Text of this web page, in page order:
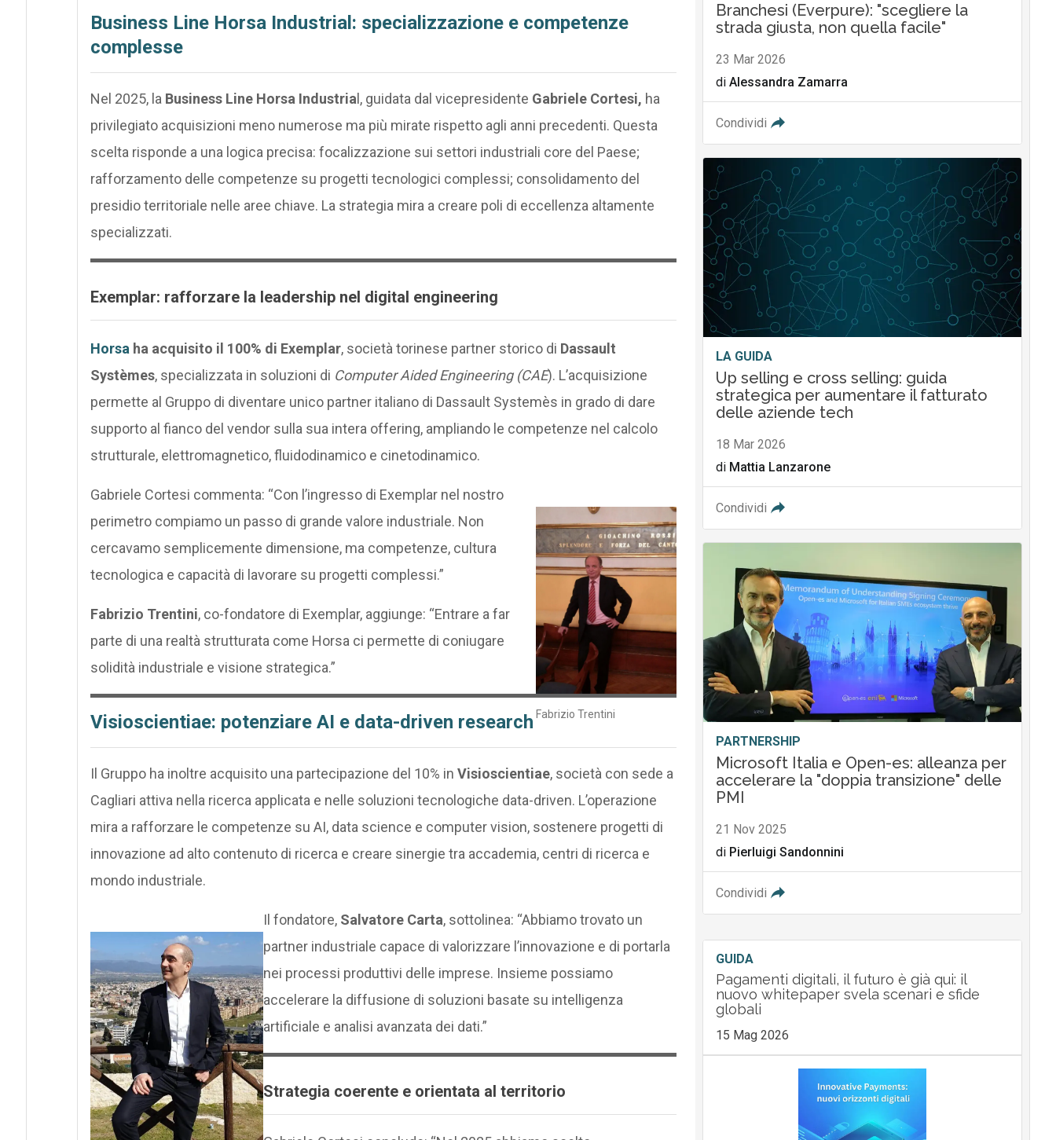
Business Line Horsa Industrial: specializzazione e competenze
complesse
Nel 2025, la Business Line Horsa Industrial, guidata dal vicepresidente Gabriele Cortesi, ha
privilegiato acquisizioni meno numerose ma più mirate rispetto agli anni precedenti. Questa
scelta risponde a una logica precisa: focalizzazione sui settori industriali core del Paese;
rafforzamento delle competenze su progetti tecnologici complessi; consolidamento del
presidio territoriale nelle aree chiave. La strategia mira a creare poli di eccellenza altamente
specializzati.
Exemplar: rafforzare la leadership nel digital engineering
Horsa ha acquisito il 100% di Exemplar, società torinese partner storico di Dassault
Systèmes, specializzata in soluzioni di Computer Aided Engineering (CAE). L’acquisizione
permette al Gruppo di diventare unico partner italiano di Dassault Systemès in grado di dare
supporto al fianco del vendor sulla sua intera offering, ampliando le competenze nel calcolo
strutturale, elettromagnetico, fluidodinamico e cinetodinamico.
Fabrizio Trentini
Gabriele Cortesi commenta: “Con l’ingresso di Exemplar nel nostro
perimetro compiamo un passo di grande valore industriale. Non
cercavamo semplicemente dimensione, ma competenze, cultura
tecnologica e capacità di lavorare su progetti complessi.”
Fabrizio Trentini, co-fondatore di Exemplar, aggiunge: “Entrare a far
parte di una realtà strutturata come Horsa ci permette di coniugare
solidità industriale e visione strategica.”
Visioscientiae: potenziare AI e data-driven research
Il Gruppo ha inoltre acquisito una partecipazione del 10% in Visioscientiae, società con sede a
Cagliari attiva nella ricerca applicata e nelle soluzioni tecnologiche data-driven. L’operazione
mira a rafforzare le competenze su AI, data science e computer vision, sostenere progetti di
innovazione ad alto contenuto di ricerca e creare sinergie tra accademia, centri di ricerca e
mondo industriale.
Il fondatore, Salvatore Carta, sottolinea: “Abbiamo trovato un
partner industriale capace di valorizzare l’innovazione e di portarla
nei processi produttivi delle imprese. Insieme possiamo
accelerare la diffusione di soluzioni basate su intelligenza
artificiale e analisi avanzata dei dati.”
Strategia coerente e orientata al territorio
Branchesi (Everpure): "scegliere la
strada giusta, non quella facile"
23 Mar 2026
di Alessandra Zamarra
Condividi
LA GUIDA
Up selling e cross selling: guida
strategica per aumentare il fatturato
delle aziende tech
18 Mar 2026
di Mattia Lanzarone
Condividi
PARTNERSHIP
Microsoft Italia e Open-es: alleanza per
accelerare la "doppia transizione" delle
PMI
21 Nov 2025
di Pierluigi Sandonnini
Condividi
GUIDA
Pagamenti digitali, il futuro è già qui: il
nuovo whitepaper svela scenari e sfide
globali
15 Mag 2026